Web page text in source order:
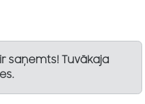
saņemts! Tuvākaja